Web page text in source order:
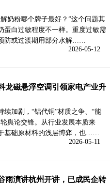
奶粉哪个牌子最好？”这个问题其
蛋白过敏程度不一样。重度过敏需
防或过渡期用部分水解……
2026-05-12
龙磁悬浮空调引领家电产业升
续加剧，“铝代铜”材质之争、“能
舆论交锋。从行业发展本质来
基础原材料的浅层博弈，也……
2026-05-11
雨演讲杭州开讲，已成民企转